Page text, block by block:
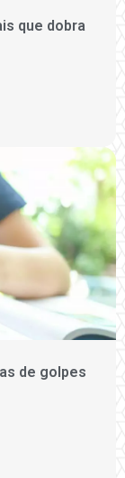
que dobra
de golpes